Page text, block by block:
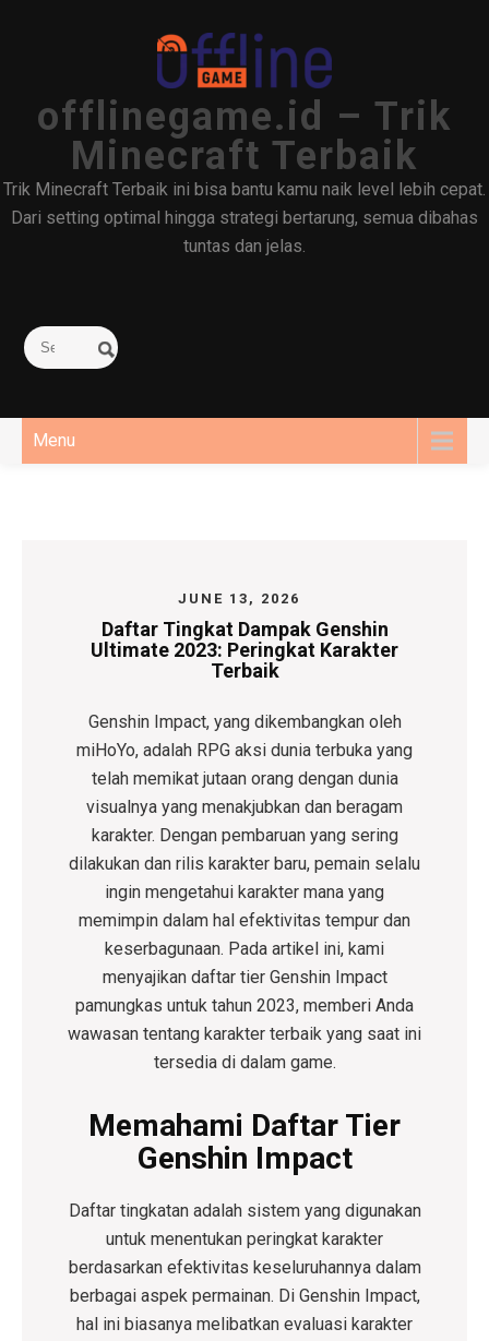
offlinegame.id – Trik
Minecraft Terbaik
Trik Minecraft Terbaik ini bisa bantu kamu naik level lebih cepat.
Dari setting optimal hingga strategi bertarung, semua dibahas
tuntas dan jelas.
Menu
JUNE 13, 2026
Daftar Tingkat Dampak Genshin
Ultimate 2023: Peringkat Karakter
Terbaik
Genshin Impact, yang dikembangkan oleh
miHoYo, adalah RPG aksi dunia terbuka yang
telah memikat jutaan orang dengan dunia
visualnya yang menakjubkan dan beragam
karakter. Dengan pembaruan yang sering
dilakukan dan rilis karakter baru, pemain selalu
ingin mengetahui karakter mana yang
memimpin dalam hal efektivitas tempur dan
keserbagunaan. Pada artikel ini, kami
menyajikan daftar tier Genshin Impact
pamungkas untuk tahun 2023, memberi Anda
wawasan tentang karakter terbaik yang saat ini
tersedia di dalam game.
Memahami Daftar Tier
Genshin Impact
Daftar tingkatan adalah sistem yang digunakan
untuk menentukan peringkat karakter
berdasarkan efektivitas keseluruhannya dalam
berbagai aspek permainan. Di Genshin Impact,
hal ini biasanya melibatkan evaluasi karakter